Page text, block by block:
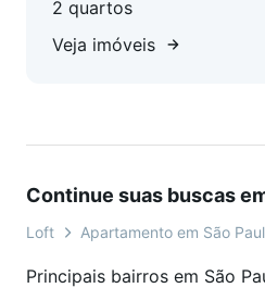
2 quartos
Veja imóveis
Continue suas buscas
Loft Apartamento em São